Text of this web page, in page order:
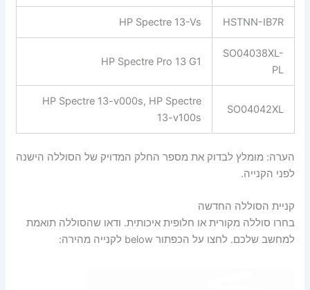
HSTNN-IB7R
HP Spectre 13-Vs
SO04038XL-
PL
HP Spectre Pro 13 G1
SO04042XL
HP Spectre 13-v000s, HP Spectre
13-v100s
הערה: מומלץ לבדוק את מספר החלק המדויק של הסוללה הישנה
לפני הקנייה.
קניית הסוללה החדשה
בחרו סוללה מקורית או חלופית איכותית. ודאו שהסוללה תואמת
למחשב שלכם. לחצו על הכפתור below לקנייה מהירה: